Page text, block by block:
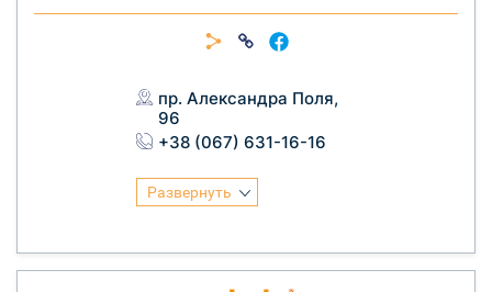
пр. Александра Поля,
96
+38 (067) 631-16-16
Развернуть